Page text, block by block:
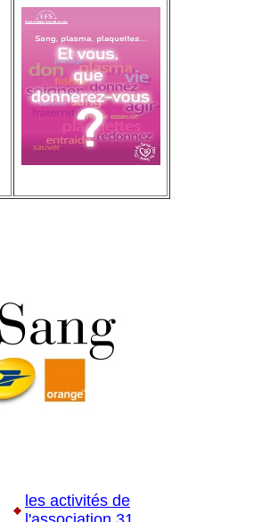
les activités de